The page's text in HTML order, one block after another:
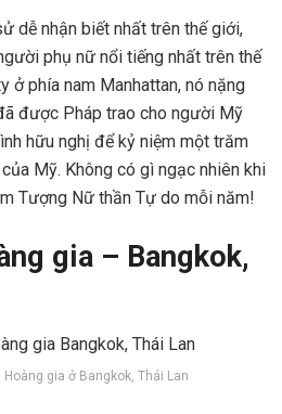
dễ nhận biết nhất trên thế giới,
phụ nữ nổi tiếng nhất trên thế
ở phía nam Manhattan, nó nặng
được Pháp trao cho người Mỹ
hữu nghị để kỷ niệm một trăm
Mỹ. Không có gì ngạc nhiên khi
Tượng Nữ thần Tự do mỗi năm!
gia – Bangkok,
gia ở Bangkok, Thái Lan